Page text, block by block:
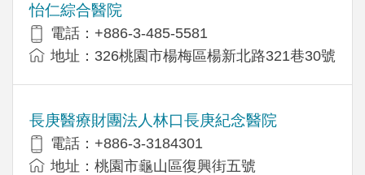
怡仁綜合醫院
電話：+886-3-485-5581
地址：326桃園市楊梅區楊新北路321巷30號
長庚醫療財團法人林口長庚紀念醫院
電話：+886-3-3184301
地址：桃園市龜山區復興街五號